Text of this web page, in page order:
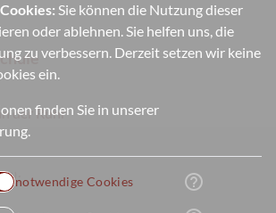
Sie können die Nutzung dieser
oder ablehnen. Sie helfen uns, die
zu verbessern. Derzeit setzen wir keine
ein.
finden Sie in unserer
.
notwendige Cookies help_outline
der Ruhr
II):